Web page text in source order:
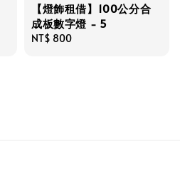
【燈飾租借】100公分合
成板數字燈 - 5
Regular
NT$ 800